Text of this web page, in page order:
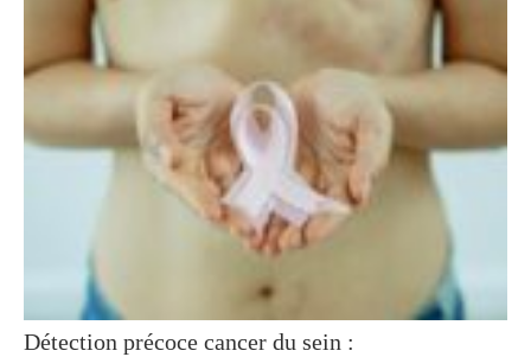
Détection précoce cancer du sein :